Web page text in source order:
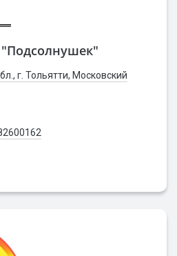
г. Тольятти, Московский